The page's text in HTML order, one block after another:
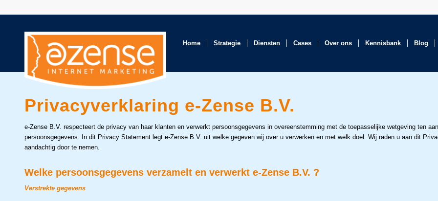
Home Strategie Diensten Cases Over ons Kennisbank Blog
Privacyverklaring e-Zense B.V.
e-Zense B.V. respecteert de privacy van haar klanten en verwerkt persoonsgegevens in overeenstemming met de toepasselijke wetgeving ten
persoonsgegevens. In dit Privacy Statement legt e-Zense B.V. uit welke gegeven wij over u verwerken en met welk doel. Wij raden u aan dit
aandachtig door te nemen.
Welke persoonsgegevens verzamelt en verwerkt e-Zense B.V. ?
Verstrekte gegevens